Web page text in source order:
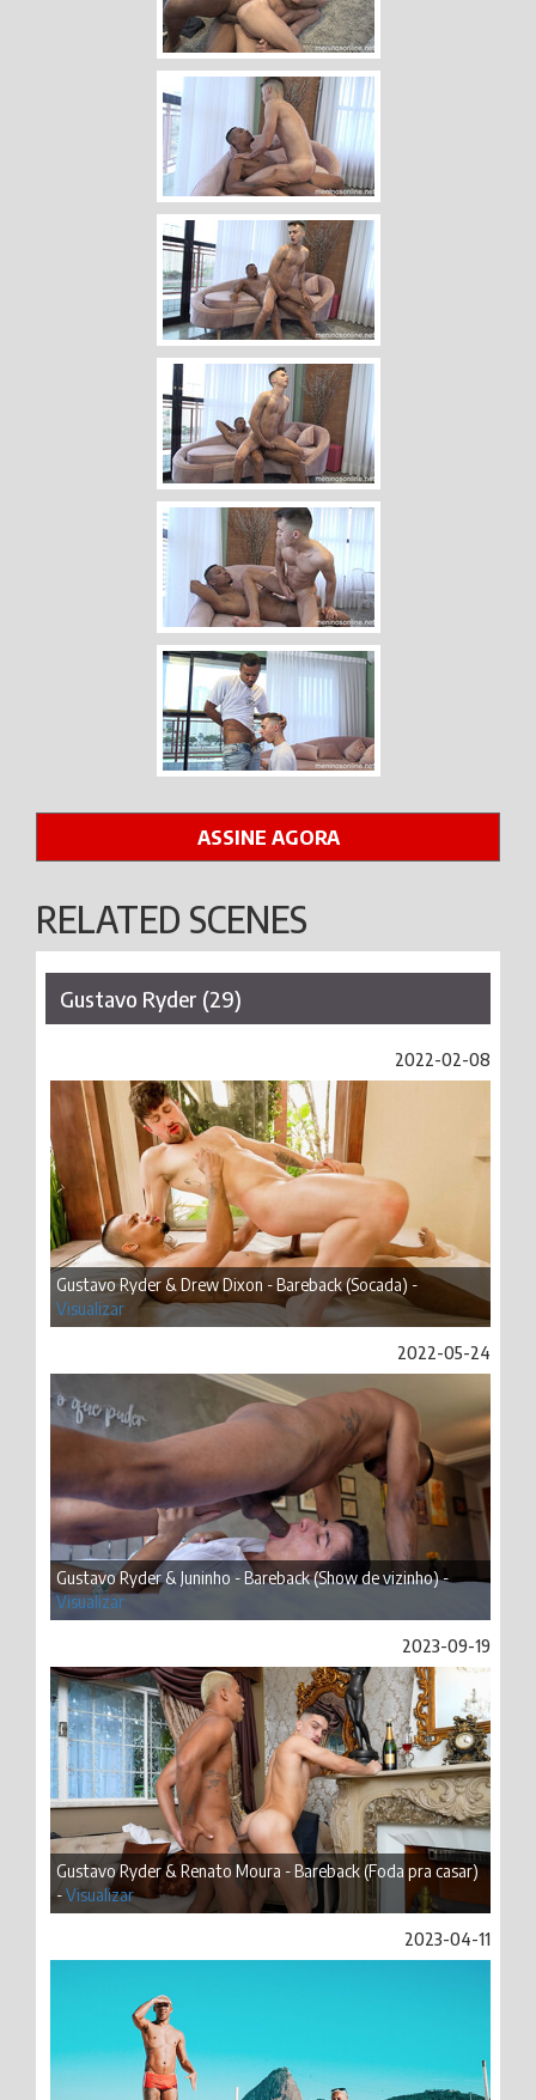
ASSINE AGORA
RELATED SCENES
Gustavo Ryder (29)
2022-02-08
Gustavo Ryder & Drew Dixon - Bareback (Socada) -
Visualizar
2022-05-24
Gustavo Ryder & Juninho - Bareback (Show de vizinho) -
Visualizar
2023-09-19
Gustavo Ryder & Renato Moura - Bareback (Foda pra casar)
-Visualizar
2023-04-11